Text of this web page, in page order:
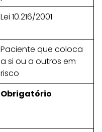
Lei 10.216/2001
Paciente que coloca
a si ou a outros em
risco
Obrigatório